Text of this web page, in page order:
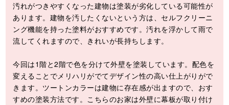
汚れがつきやすくなった建物は塗装が劣化している可能性が
あります。建物を汚したくないという方は、セルフクリーニ
ング機能を持った塗料がおすすめです。汚れを浮かして雨で
流してくれますので、きれいが長持ちします。
今回は1階と2階で色を分けて外壁を塗装しています。配色を
変えることでメリハリがでてデザイン性の高い仕上がりがで
きます。ツートンカラーは建物に存在感が出ますので、おす
すめの塗装方法です。こちらのお家は外壁に幕板が取り付け